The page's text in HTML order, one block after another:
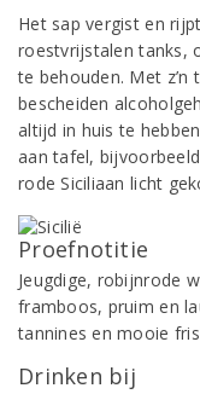
Het sap vergist en
roestvrijstalen tanks,
te behouden. Met
bescheiden
altijd in huis te
aan tafel,
rode Siciliaan licht
Proefnotitie
Jeugdige, robijnrode
framboos, pruim en
tannines en mooie
Drinken bij